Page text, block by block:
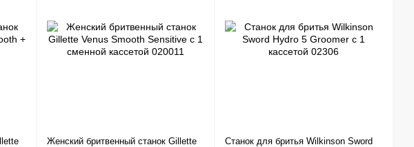
Женский бритвенный станок Gillette
Станок для бритья Wilkinson Sword